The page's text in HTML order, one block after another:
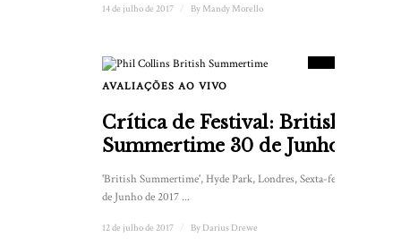
14 de julho de 2017 By Mandy Morello
AVALIAÇÕES AO VIVO
Crítica de Festival: British
Summertime 30 de Junho
'British Summertime', Hyde Park, Londres, Sexta-feira, 30
de Junho de 2017 ...
12 de julho de 2017 By Darius Drewe